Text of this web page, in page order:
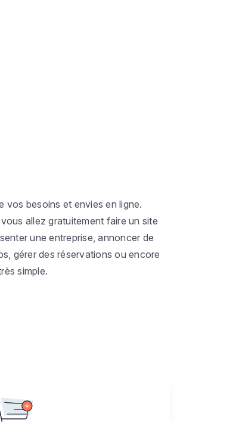
vos besoins et envies en ligne.
allez gratuitement faire un site
une entreprise, annoncer de
gérer des réservations ou encore
simple.